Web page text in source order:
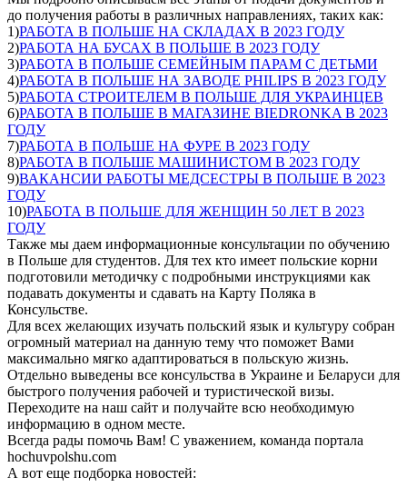
до получения работы в различных направлениях, таких как:
1)РАБОТА В ПОЛЬШЕ НА СКЛАДАХ В 2023 ГОДУ
2)РАБОТА НА БУСАХ В ПОЛЬШЕ В 2023 ГОДУ
3)РАБОТА В ПОЛЬШЕ СЕМЕЙНЫМ ПАРАМ С ДЕТЬМИ
4)РАБОТА В ПОЛЬШЕ НА ЗАВОДЕ PHILIPS В 2023 ГОДУ
5)РАБОТА СТРОИТЕЛЕМ В ПОЛЬШЕ ДЛЯ УКРАИНЦЕВ
6)РАБОТА В ПОЛЬШЕ В МАГАЗИНЕ BIEDRONKA В 2023
ГОДУ
7)РАБОТА В ПОЛЬШЕ НА ФУРЕ В 2023 ГОДУ
8)РАБОТА В ПОЛЬШЕ МАШИНИСТОМ В 2023 ГОДУ
9)ВАКАНСИИ РАБОТЫ МЕДСЕСТРЫ В ПОЛЬШЕ В 2023
ГОДУ
10)РАБОТА В ПОЛЬШЕ ДЛЯ ЖЕНЩИН 50 ЛЕТ В 2023
ГОДУ
Также мы даем информационные консультации по обучению
в Польше для студентов. Для тех кто имеет польские корни
подготовили методичку с подробными инструкциями как
подавать документы и сдавать на Карту Поляка в
Консульстве.
Для всех желающих изучать польский язык и культуру собран
огромный материал на данную тему что поможет Вами
максимально мягко адаптироваться в польскую жизнь.
Отдельно выведены все консульства в Украине и Беларуси для
быстрого получения рабочей и туристической визы.
Переходите на наш сайт и получайте всю необходимую
информацию в одном месте.
Всегда рады помочь Вам! С уважением, команда портала
hochuvpolshu.com
А вот еще подборка новостей: